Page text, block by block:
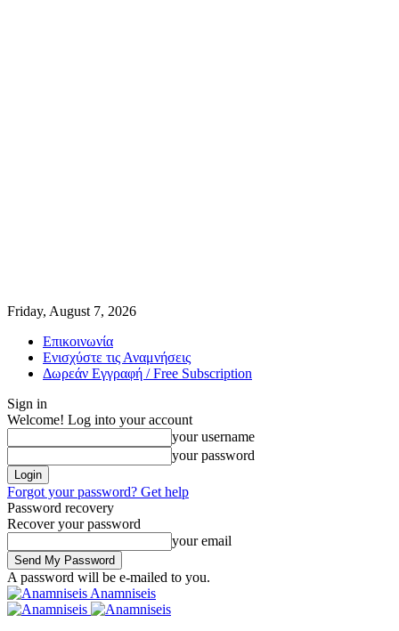
Friday, August 7, 2026
Επικοινωνία
Ενισχύστε τις Αναμνήσεις
Δωρεάν Εγγραφή / Free Subscription
Sign in
Welcome! Log into your account
your username
your password
Forgot your password? Get help
Password recovery
Recover your password
your email
A password will be e-mailed to you.
Anamniseis